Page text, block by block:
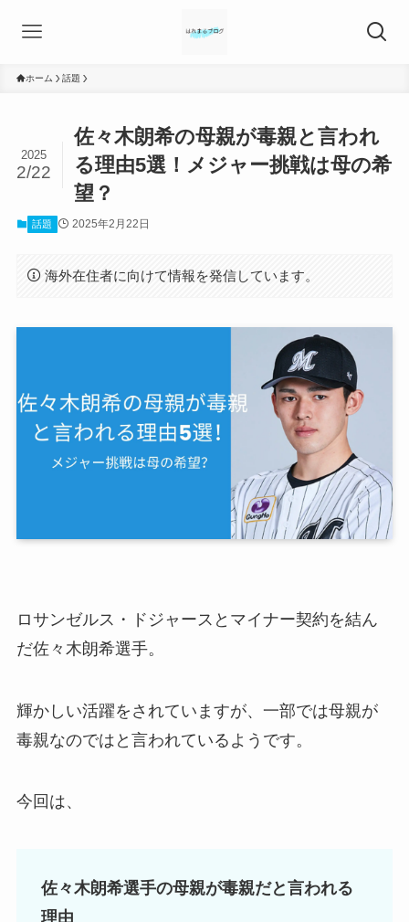
ホーム 話題
佐々木朗希の母親が毒親と言われ
る理由5選！メジャー挑戦は母の希
望？
2025
2/22
話題 2025年2月22日
海外在住者に向けて情報を発信しています。
ロサンゼルス・ドジャース とマイナー契約を結ん
だ佐々木朗希選手。
輝かしい活躍をされていますが、一部では母親が
毒親なのではと言われているようです。
今回は、
佐々木朗希選手の母親が毒親だと言われる
理由